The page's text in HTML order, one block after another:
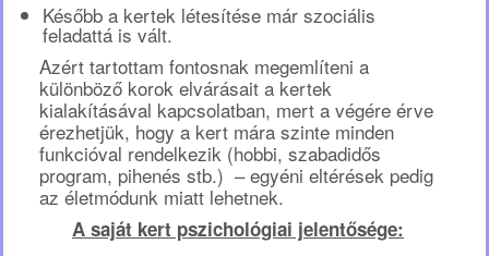
Később a kertek létesítése már szociális
feladattá is vált.
Azért tartottam fontosnak megemlíteni a
különböző korok elvárásait a kertek
kialakításával kapcsolatban, mert a végére érve
érezhetjük, hogy a kert mára szinte minden
funkcióval rendelkezik (hobbi, szabadidős
program, pihenés stb.) – egyéni eltérések pedig
az életmódunk miatt lehetnek.
A saját kert pszichológiai jelentősége: